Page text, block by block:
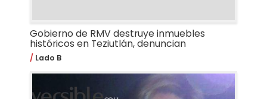
Gobierno de RMV destruye inmuebles
históricos en Teziutlán, denuncian
Lado B